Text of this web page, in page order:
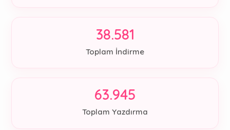
38.581
Toplam İndirme
63.945
Toplam Yazdırma